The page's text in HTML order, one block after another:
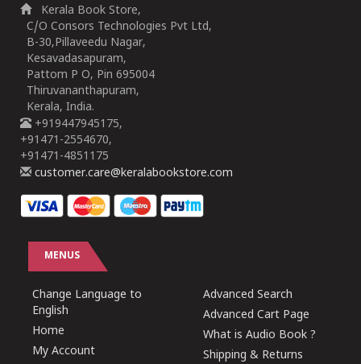
Kerala Book Store,
C/O Consors Technologies Pvt Ltd,
B-30,Pillaveedu Nagar,
Kesavadasapuram,
Pattom P O, Pin 695004
Thiruvananthapuram,
Kerala, India.
+919447945175,
+91471-2554670,
+91471-4851175
customer.care@keralabookstore.com
MENUS
Change Language to
English
Home
My Account
Advanced Search
Advanced Cart Page
What is Audio Book ?
Shipping & Returns